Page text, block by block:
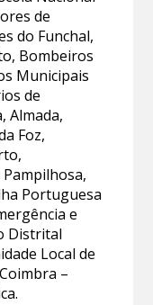
de
do Funchal,
Bombeiros
Municipais
de
Almada,
Foz,
Portuguesa
e
Distrital
Local de
–